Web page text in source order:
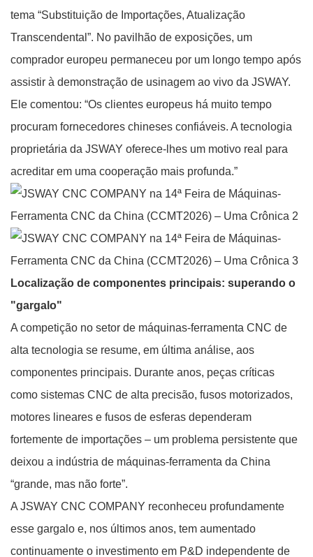
tema “Substituição de Importações, Atualização
Transcendental”. No pavilhão de exposições, um
comprador europeu permaneceu por um longo tempo após
assistir à demonstração de usinagem ao vivo da JSWAY.
Ele comentou: “Os clientes europeus há muito tempo
procuram fornecedores chineses confiáveis. A tecnologia
proprietária da JSWAY oferece-lhes um motivo real para
acreditar em uma cooperação mais profunda.”
Localização de componentes principais: superando o
"gargalo"
A competição no setor de máquinas-ferramenta CNC de
alta tecnologia se resume, em última análise, aos
componentes principais. Durante anos, peças críticas
como sistemas CNC de alta precisão, fusos motorizados,
motores lineares e fusos de esferas dependeram
fortemente de importações – um problema persistente que
deixou a indústria de máquinas-ferramenta da China
“grande, mas não forte”.
A JSWAY CNC COMPANY reconheceu profundamente
esse gargalo e, nos últimos anos, tem aumentado
continuamente o investimento em P&D independente de